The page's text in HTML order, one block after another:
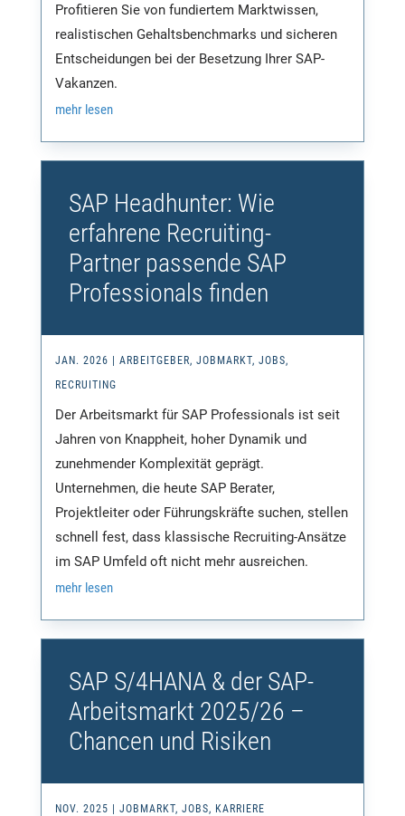
Profitieren Sie von fundiertem Marktwissen,
realistischen Gehaltsbenchmarks und sicheren
Entscheidungen bei der Besetzung Ihrer SAP-
Vakanzen.
mehr lesen
SAP Headhunter: Wie
erfahrene Recruiting-
Partner passende SAP
Professionals finden
JAN. 2026 | ARBEITGEBER, JOBMARKT, JOBS,
RECRUITING
Der Arbeitsmarkt für SAP Professionals ist seit
Jahren von Knappheit, hoher Dynamik und
zunehmender Komplexität geprägt.
Unternehmen, die heute SAP Berater,
Projektleiter oder Führungskräfte suchen, stellen
schnell fest, dass klassische Recruiting-Ansätze
im SAP Umfeld oft nicht mehr ausreichen.
mehr lesen
SAP S/4HANA & der SAP-
Arbeitsmarkt 2025/26 –
Chancen und Risiken
NOV. 2025 | JOBMARKT, JOBS, KARRIERE